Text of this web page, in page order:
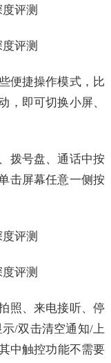
便捷操作模式，比
，即可切换小屏、
拨号盘、通话中按
击屏幕任意一侧按
照、来电接听、停
/双击清空通知/上
中触控功能不需要